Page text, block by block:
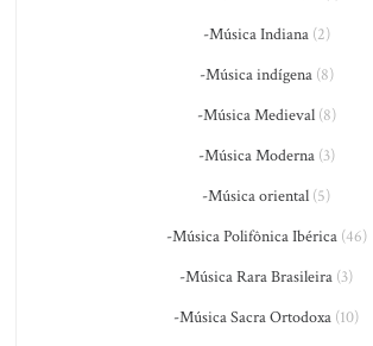
-Música Indiana(2)
-Música indígena(8)
-Música Medieval(8)
-Música Moderna(3)
-Música oriental (5)
-Música Polifônica Ibérica(46)
-Música Rara Brasileira (3)
-Música Sacra Ortodoxa (10)